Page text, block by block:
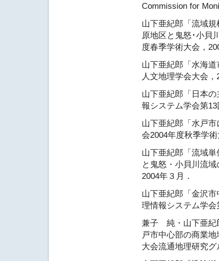
Commission for
山下亜紀郎「流域
原地区と鬼怒･小貝
度春季学術大会，
山下亜紀郎「水海
人文地理学会大会
山下亜紀郎「日本
報システム学会第
山下亜紀郎「水戸
会2004年度秋季学
山下亜紀郎「流域
と鬼怒・小貝川流
2004年３月．
山下亜紀郎「金沢
理情報システム学
兼子 純・山下亜紀
戸市中心部の商業
大会流通地理研究